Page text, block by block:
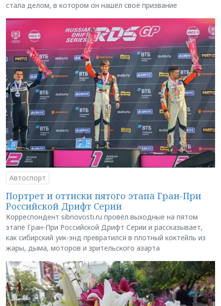
стала делом, в котором он нашёл своё призвание
Автоспорт
Портрет и оттиски пятого этапа Гран-При
Российской Дрифт Серии
Корреспондент sibnovosti.ru провёл выходные на пятом
этапе Гран-При Российской Дрифт Серии и рассказывает,
как сибирский уик-энд превратился в плотный коктейль из
жары, дыма, моторов и зрительского азарта